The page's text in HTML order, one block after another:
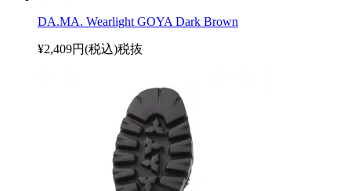
DA.MA. Wearlight GOYA Dark Brown
¥2,409円(税込)税抜